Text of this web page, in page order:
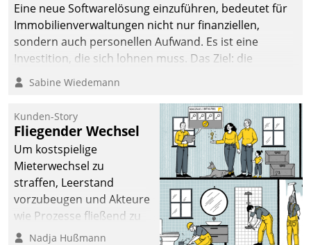
Eine neue Softwarelösung einzuführen, bedeutet für
Immobilienverwaltungen nicht nur finanziellen,
sondern auch personellen Aufwand. Es ist eine
Investition, die sich lohnen muss. Das Ziel: die
nachhaltige Optimierung der Geschäftsabläufe. Damit
dieses Ziel erreicht wird, sollten einige Grundregeln
Sabine Wiedemann
Kunden-Story
Fliegender Wechsel
Um kostspielige
Mieterwechsel zu
straffen, Leerstand
vorzubeugen und Akteure
wie Prozesse fließend zu
vernetzen, nutzt die
Nadja Hußmann